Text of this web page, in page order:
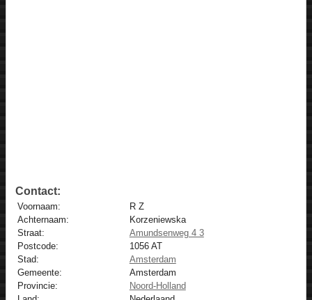
Contact:
Voornaam:
R Z
Achternaam:
Korzeniewska
Straat:
Amundsenweg 4 3
Postcode:
1056 AT
Stad:
Amsterdam
Gemeente:
Amsterdam
Provincie:
Noord-Holland